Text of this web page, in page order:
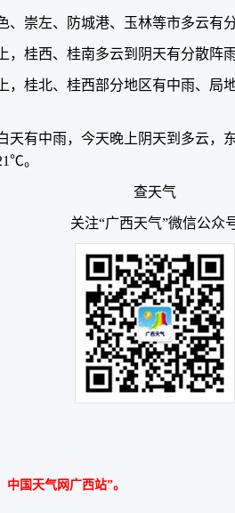
、崇左、防城港、玉林等市多云有
，桂西、桂南多云到阴天有分散阵
，桂北、桂西部分地区有中雨、局
天有中雨，今天晚上阴天到多云，
。
查天气
关注“广西天气”微信公众
国天气网广西站”。